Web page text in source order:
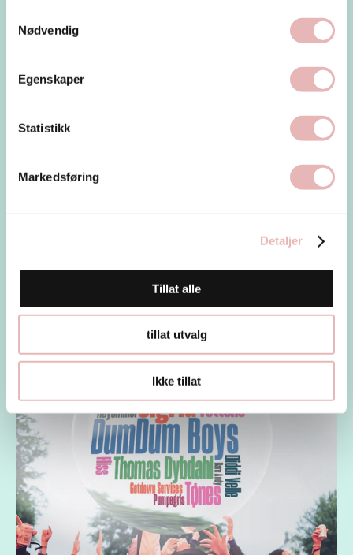
Nødvendig
Egenskaper
Statistikk
Markedsføring
Detaljer
Tillat alle
tillat utvalg
Ikke tillat
Bli frivillig under Tall ship Races
Ønsker du å bidra til Norges største gratis